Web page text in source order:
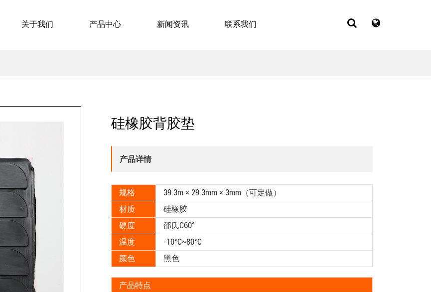
关于我们 产品中心 新闻资讯 联系我们
硅橡胶背胶垫
产品详情
规格
39.3m × 29.3mm × 3mm（可定做）
材质
硅橡胶
硬度
邵氏C60°
温度
-10°C~80°C
颜色
黑色
产品特点